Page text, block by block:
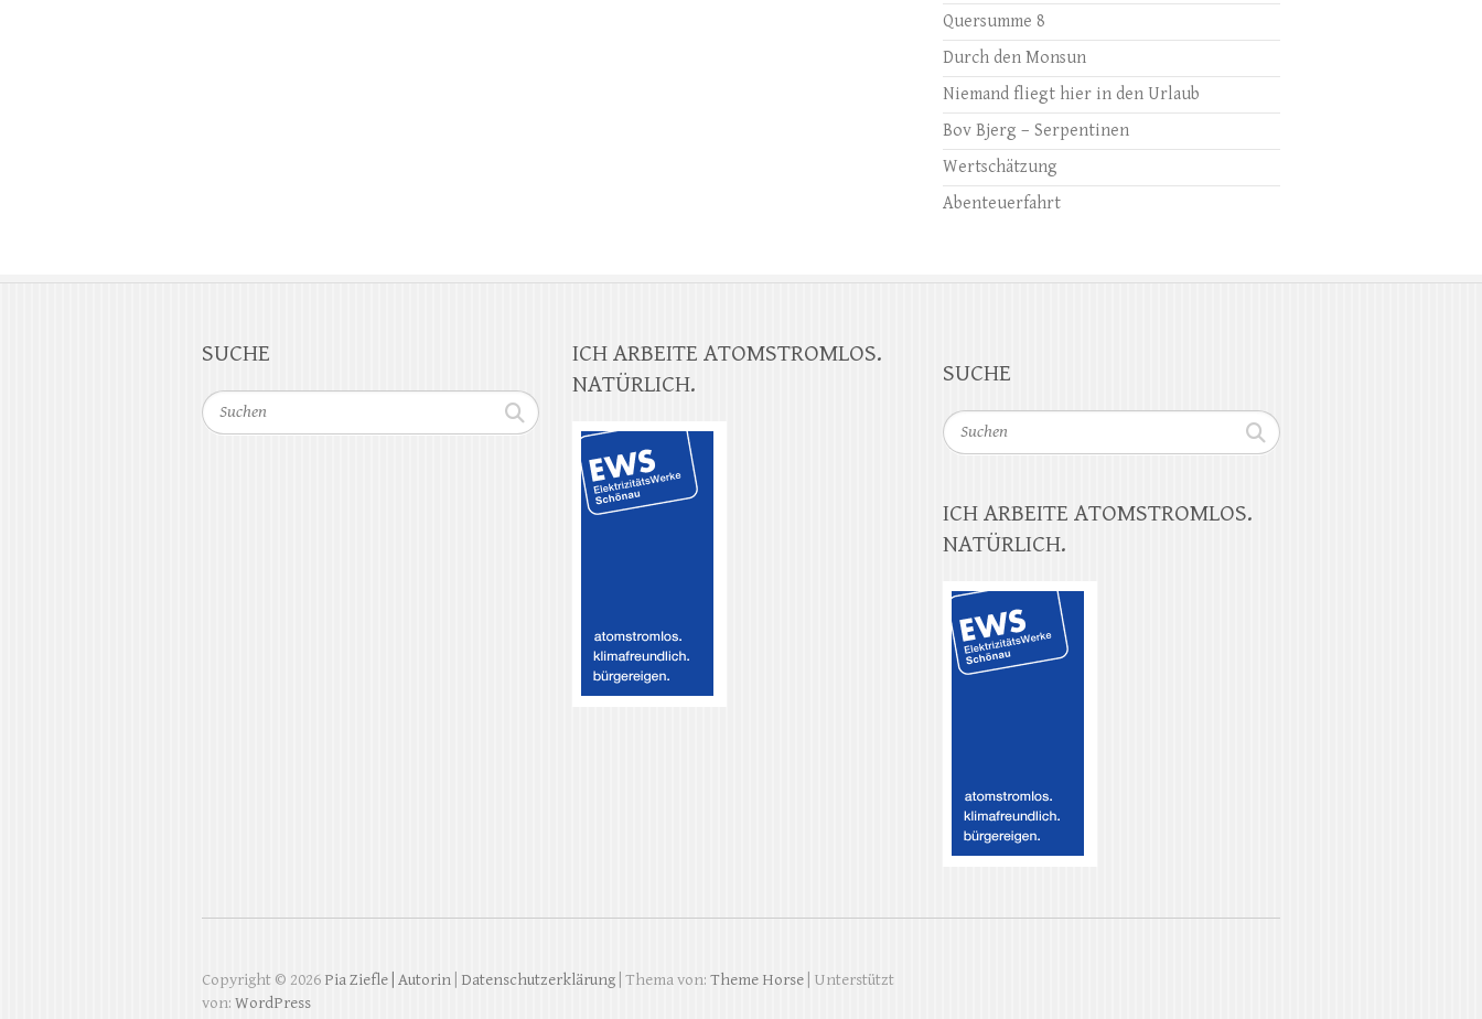
Quersumme 8
Durch den Monsun
Niemand fliegt hier in den Urlaub
Bov Bjerg – Serpentinen
Wertschätzung
Abenteuerfahrt
SUCHE
Suchen
ICH ARBEITE ATOMSTROMLOS.
NATÜRLICH.
SUCHE
Suchen
ICH ARBEITE ATOMSTROMLOS.
NATÜRLICH.
Copyright © 2026 Pia Ziefle | Autorin Datenschutzerklärung | Thema von: Theme Horse | Unterstützt
von: WordPress